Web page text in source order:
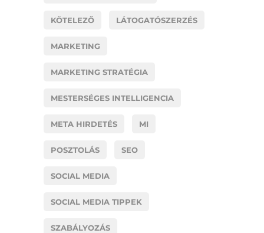
KÖTELEZŐ LÁTOGATÓSZERZÉS
MARKETING
MARKETING STRATÉGIA
MESTERSÉGES INTELLIGENCIA
META HIRDETÉS MI
POSZTOLÁS SEO
SOCIAL MEDIA
SOCIAL MEDIA TIPPEK
SZABÁLYOZÁS